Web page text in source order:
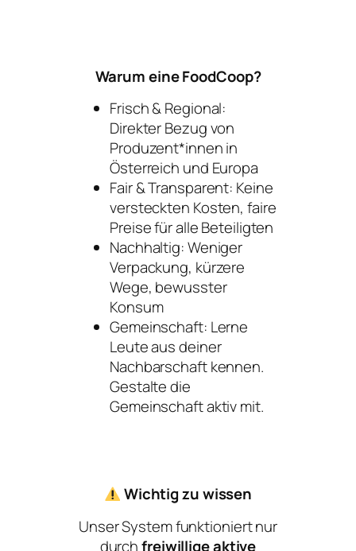
Warum eine FoodCoop?
Frisch & Regional:
Direkter Bezug von
Produzent*innen in
Österreich und Europa
Fair & Transparent: Keine
versteckten Kosten, faire
Preise für alle Beteiligten
Nachhaltig:Weniger
Verpackung, kürzere
Wege, bewusster
Konsum
Gemeinschaft: Lerne
Leute aus deiner
Nachbarschaft kennen.
Gestalte die
Gemeinschaft aktiv mit.
Wichtig zu wissen
Unser System funktioniert nur
durchfreiwillige aktive